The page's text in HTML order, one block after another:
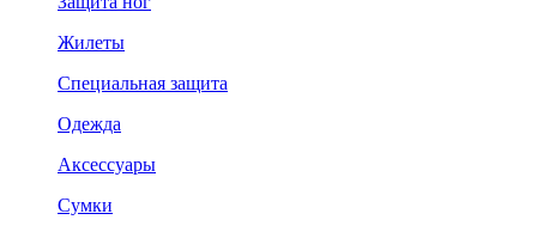
Жилеты
Специальная защита
Одежда
Аксессуары
Сумки